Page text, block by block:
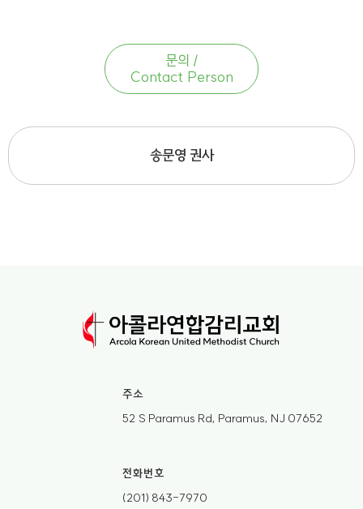
문의 /
Contact Person
송문영 권사
주소
52 S Paramus Rd, Paramus, NJ 07652
전화번호
(201) 843-7970